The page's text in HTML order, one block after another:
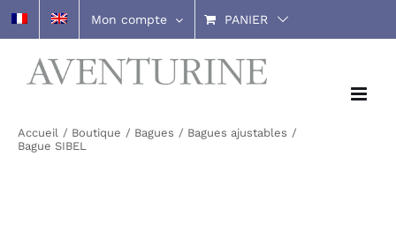
Passer
au
contenu
Mon compte PANIER
Accueil Boutique Bagues
Bagues ajustables
Bague SIBEL